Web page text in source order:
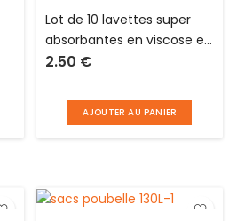
Lot de 10 lavettes super
absorbantes en viscose et
polypropylène L 38 x l 35
2.50 €
AJOUTER AU PANIER